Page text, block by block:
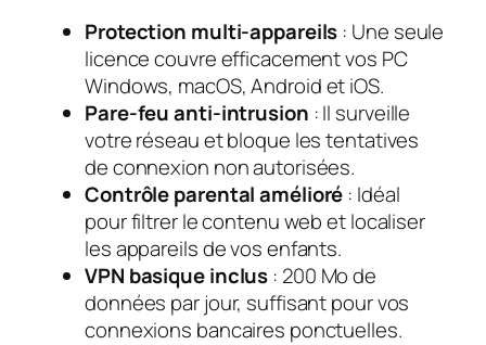
Protection multi-appareils : Une seule
licence couvre efficacement vos PC
Windows, macOS, Android et iOS.
Pare-feu anti-intrusion : Il surveille
votre réseau et bloque les tentatives
de connexion non autorisées.
Contrôle parental amélioré : Idéal
pour filtrer le contenu web et localiser
les appareils de vos enfants.
VPN basique inclus : 200 Mo de
données par jour, suffisant pour vos
connexions bancaires ponctuelles.